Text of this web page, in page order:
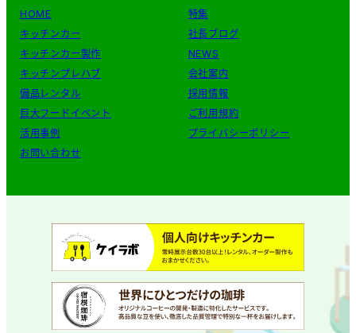
HOME
キッチンカー
キッチンカー製作
キッチンプレハブ
備品レンタル
巨大フードイベント
活用事例
お問い合わせ
特集
社長ブログ
NEWS
会社案内
採用情報
ご利用規約
プライバシーポリシー